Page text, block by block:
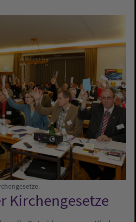
Kirchengesetze